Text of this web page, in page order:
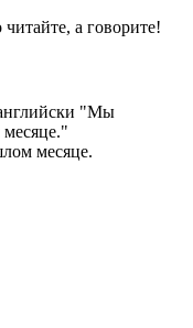
а говорите!
"Мы
"
месяце.